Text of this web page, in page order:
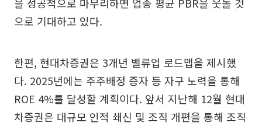
으로 기대하고 있다.
한편, 현대차증권은 3개년 밸류업 로드맵을 제시했
다. 2025년에는 주주배정 증자 등 자구 노력을 통해
ROE 4%를 달성할 계획이다. 앞서 지난해 12월 현대
차증권은 대규모 인적 쇄신 및 조직 개편을 통해 조직